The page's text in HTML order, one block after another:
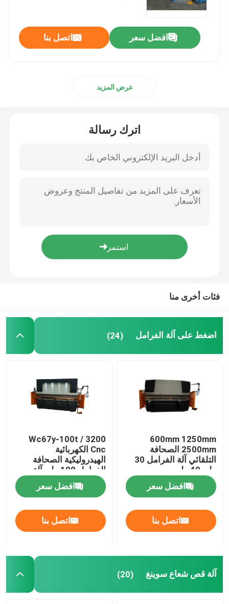
آلة قص المقصلة
آلة قطع المعادن بالليزر
آلة تجهيز الأنابيب
آلة ثني الصفائح المعدنية
آلة الضغط الهيدروليكية
افضل سعر اتصل بنا
عرض المزيد
اترك رسالة
فئات أخرى منا
اضغط على آلة الفرامل (24)
600mm 1250mm
2500mm الصحافة
التلقائي آلة الفرامل 30
طن 40 طن
افضل سعر
اتصل بنا
Wc67y-100t / 3200
Cnc الكهربائية
الهيدروليكية الصحافة
الفرامل 100 طن آلة
الانحناء الصلب المعدني
افضل سعر
اتصل بنا
آلة قص شعاع سوينغ (20)